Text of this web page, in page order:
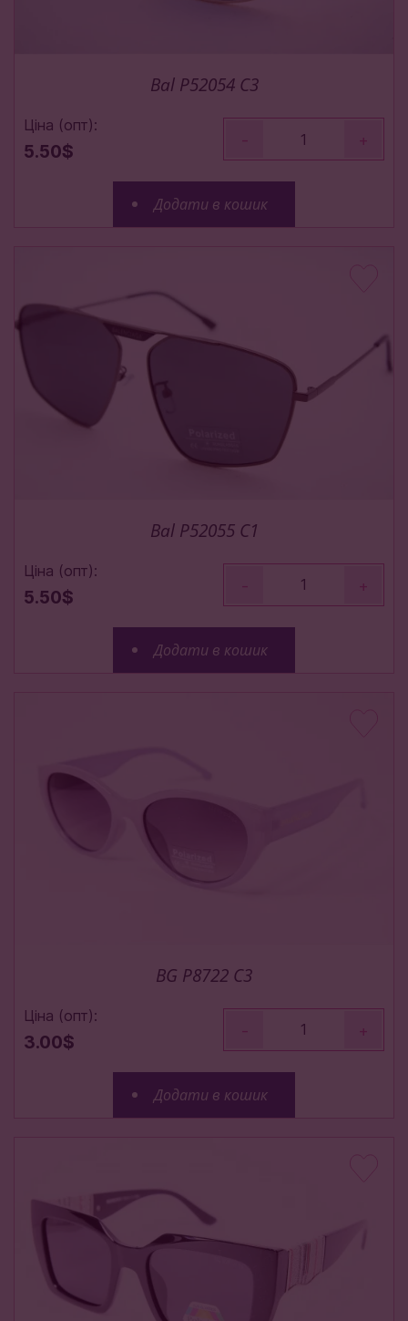
Bal P52054 C3
Ціна (опт):
5.50$
- +
Додати в кошик
Bal P52055 C1
Ціна (опт):
5.50$
- +
Додати в кошик
BG P8722 C3
Ціна (опт):
3.00$
- +
Додати в кошик